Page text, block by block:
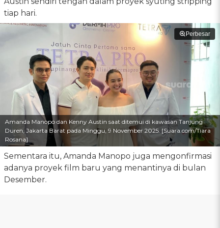
tiap hari.
Perbesar
Amanda Manopo dan Kenny Austin saat ditemui di kawasan Tanjung
Duren, Jakarta Barat pada Minggu, 9 November 2025. [Suara.com/Tiara
Rosana]
Sementara itu, Amanda Manopo juga mengonfirmasi
adanya proyek film baru yang menantinya di bulan
Desember.